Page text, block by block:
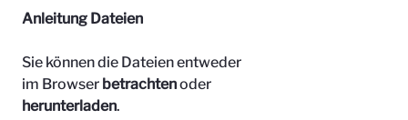
Anleitung Dateien
Sie können die Dateien entweder
im Browser betrachtenoder
herunterladen.